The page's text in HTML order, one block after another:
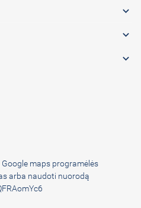



maps programėlės
arba naudoti nuorodą